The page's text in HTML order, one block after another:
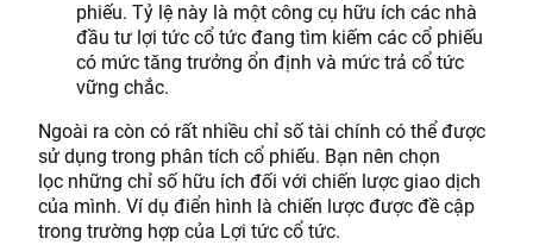
phiếu. Tỷ lệ này là một công cụ hữu ích các nhà
đầu tư lợi tức cổ tức đang tìm kiếm các cổ phiếu
có mức tăng trưởng ổn định và mức trả cổ tức
vững chắc.
Ngoài ra còn có rất nhiều chỉ số tài chính có thể được
sử dụng trong phân tích cổ phiếu. Bạn nên chọn
lọc những chỉ số hữu ích đối với chiến lược giao dịch
của mình. Ví dụ điển hình là chiến lược được đề cập
trong trường hợp của Lợi tức cổ tức.